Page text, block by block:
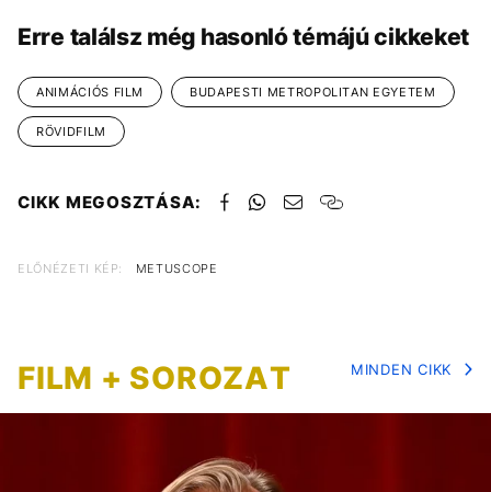
Erre találsz még hasonló témájú cikkeket
ANIMÁCIÓS FILM BUDAPESTI METROPOLITAN EGYETEM
RÖVIDFILM
CIKK MEGOSZTÁSA:
ELŐNÉZETI KÉP: METUSCOPE
FILM + SOROZAT MINDEN CIKK